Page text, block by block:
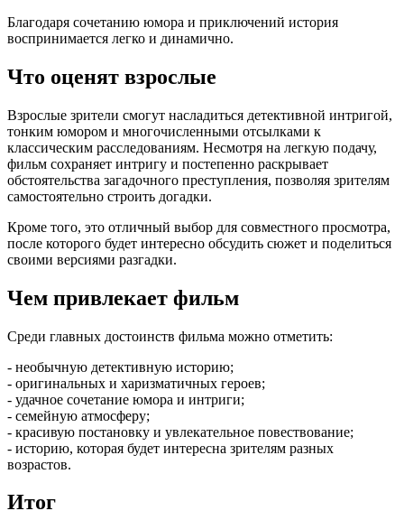
Благодаря сочетанию юмора и приключений история
воспринимается легко и динамично.
Что оценят взрослые
Взрослые зрители смогут насладиться детективной интригой,
тонким юмором и многочисленными отсылками к
классическим расследованиям. Несмотря на легкую подачу,
фильм сохраняет интригу и постепенно раскрывает
обстоятельства загадочного преступления, позволяя зрителям
самостоятельно строить догадки.
Кроме того, это отличный выбор для совместного просмотра,
после которого будет интересно обсудить сюжет и поделиться
своими версиями разгадки.
Чем привлекает фильм
Среди главных достоинств фильма можно отметить:
- необычную детективную историю;
- оригинальных и харизматичных героев;
- удачное сочетание юмора и интриги;
- семейную атмосферу;
- красивую постановку и увлекательное повествование;
- историю, которая будет интересна зрителям разных
возрастов.
Итог